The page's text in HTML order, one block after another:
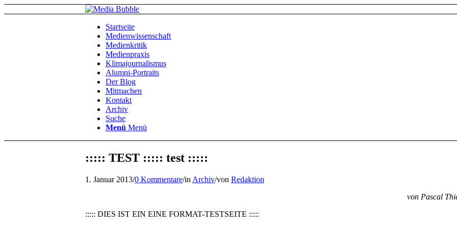
Startseite
Medienwissenschaft
Medienkritik
Medienpraxis
Klimajournalismus
Alumni-Portraits
Der Blog
Mitmachen
Kontakt
Archiv
Suche
Menü Menü
::::: TEST ::::: test :::::
1. Januar 2013/0 Kommentare/in Archiv/von Redaktion
von Pascal
::::: DIES IST EIN EINE FORMAT-TESTSEITE :::::